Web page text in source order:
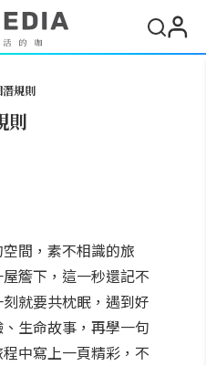
潛規則
則
間，素不相識的旅
簷下，這一秒還記不
就要共枕眠，遇到好
生命故事，再學一句
中寫上一頁精彩，不